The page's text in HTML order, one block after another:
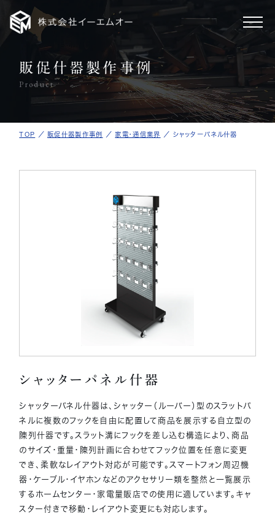
ホーム
製作事例
事業案内
会社情報
無料見積りを依頼
販促什器製作事例
Product
TOP ／ 販促什器製作事例 ／ 家電・通信業界 ／ シャッターパネル什器
シャッターパネル什器
シャッターパネル什器は、シャッター（ルーバー）型のスラットパ
ネルに複数のフックを自由に配置して商品を展示する自立型の
陳列什器です。スラット溝にフックを差し込む構造により、商品
のサイズ・重量・陳列計画に合わせてフック位置を任意に変更
でき、柔軟なレイアウト対応が可能です。スマートフォン周辺機
器・ケーブル・イヤホンなどのアクセサリー類を整然と一覧展示
するホームセンター・家電量販店での使用に適しています。キャ
スター付きで移動・レイアウト変更にも対応します。